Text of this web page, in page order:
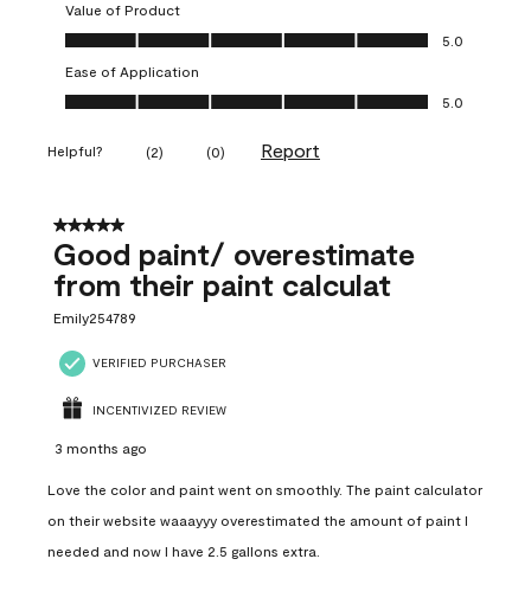
Value of Product
Value of Product, 5.0 out of 5
5.0
Ease of Application
Ease of Application, 5.0 out of 5
5.0
Helpful? (2) (0) Report
5 out of 5 stars.
Good paint/ overestimate
from their paint calculat
Emily254789
VERIFIED PURCHASER
INCENTIVIZED REVIEW
3 months ago
Love the color and paint went on smoothly. The paint calculator
on their website waaayyy overestimated the amount of paint I
needed and now I have 2.5 gallons extra.